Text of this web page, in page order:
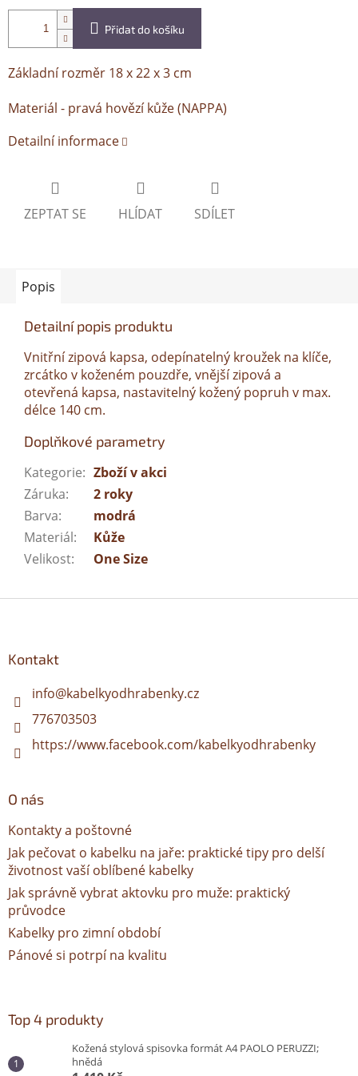
Přidat do košíku
Základní rozměr 18 x 22 x 3 cm
Materiál - pravá hovězí kůže (NAPPA)
Detailní informace
ZEPTAT SE HLÍDAT SDÍLET
Popis
Detailní popis produktu
Vnitřní zipová kapsa, odepínatelný kroužek na klíče,
zrcátko v koženém pouzdře, vnější zipová a
otevřená kapsa, nastavitelný kožený popruh v max.
délce 140 cm.
Doplňkové parametry
Kategorie: Zboží v akci
Záruka:
2 roky
Barva:
modrá
Materiál:
Kůže
Velikost: One Size
Kontakt
info@kabelkyodhrabenky.cz
776703503
https://www.facebook.com/kabelkyodhrabenky
O nás
Kontakty a poštovné
Jak pečovat o kabelku na jaře: praktické tipy pro delší
životnost vaší oblíbené kabelky
Jak správně vybrat aktovku pro muže: praktický
průvodce
Kabelky pro zimní období
Pánové si potrpí na kvalitu
Top 4 produkty
Kožená stylová spisovka formát A4 PAOLO PERUZZI;
hnědá